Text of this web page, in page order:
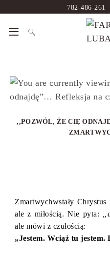
782-486-261
,,POZWÓL, ŻE CIĘ
Zmartwychwstały
ale z miłością. Nie pyta:
ale mówi z czułością:
„Jestem. Wciąż tu jestem.